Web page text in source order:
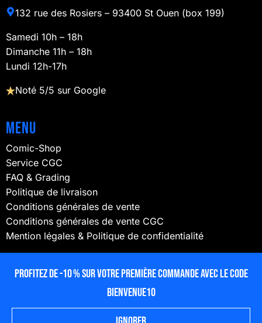
Profitez de -10 % sur votre première commande avec le code
BIENVENUE10
132 rue des Rosiers – 93400 St Ouen (box 199)
Samedi 10h – 18h
Dimanche 11h – 18h
Lundi 12h-17h
Noté 5/5 sur Google
Menu
Comic-Shop
Service CGC
FAQ & Grading
Politique de livraison
Conditions générales de vente
Conditions générales de vente CGC
Mention légales & Politique de confidentialité
NOUS SUIVRE